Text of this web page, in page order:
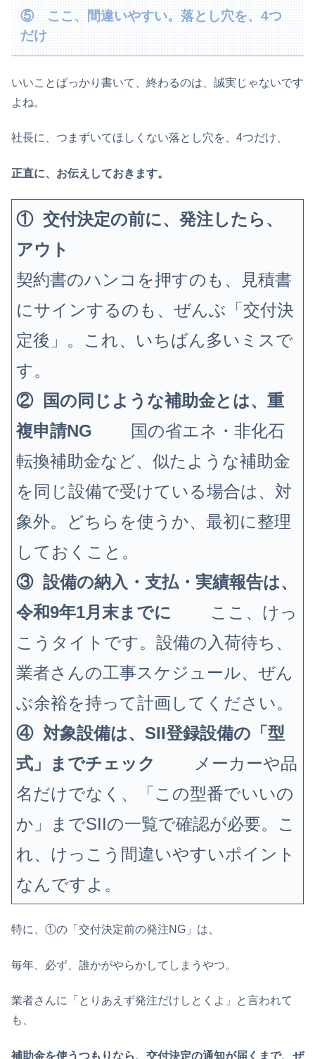
⑤ ここ、間違いやすい。落とし穴を、4つ
だけ
いいことばっかり書いて、終わるのは、誠実じゃないです
よね。
社長に、つまずいてほしくない落とし穴を、4つだけ、
正直に、お伝えしておきます。
① 交付決定の前に、発注したら、
アウト
契約書のハンコを押すのも、見積書
にサインするのも、ぜんぶ「交付決
定後」。これ、いちばん多いミスで
す。
② 国の同じような補助金とは、重
複申請NG 国の省エネ・非化石
転換補助金など、似たような補助金
を同じ設備で受けている場合は、対
象外。どちらを使うか、最初に整理
しておくこと。
③ 設備の納入・支払・実績報告は、
令和9年1月末までに ここ、けっ
こうタイトです。設備の入荷待ち、
業者さんの工事スケジュール、ぜん
ぶ余裕を持って計画してください。
④ 対象設備は、SII登録設備の「型
式」までチェック
メーカーや品
名だけでなく、「この型番でいいの
か」までSIIの一覧で確認が必要。こ
れ、けっこう間違いやすいポイント
なんですよ。
特に、①の「交付決定前の発注NG」は、
毎年、必ず、誰かがやらかしてしまうやつ。
業者さんに「とりあえず発注だけしとくよ」と言われて
も、
補助金を使うつもりなら、交付決定の通知が届くまで、ぜ